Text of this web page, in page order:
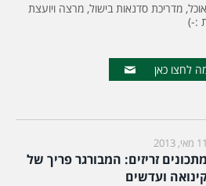
מדריכת סדנאות בישול, מרצה ויועצת
:-)
לחצו כאן
11 מאי, 2013
מתכונים זריזים: המבורגר פריך של
ועדשים